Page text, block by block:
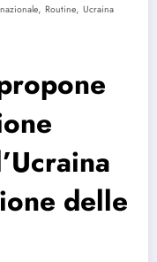
, Routine, Ucraina
delle